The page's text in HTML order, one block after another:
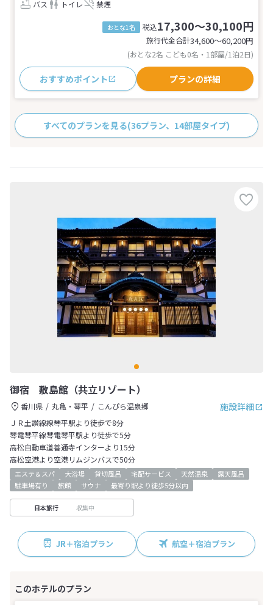
バス トイレ 禁煙
おとな1名 税込17,300～30,100円
旅行代金合計34,600〜60,200円
(おとな2名 こども0名・1部屋/1泊2日)
おすすめポイント プランの詳細
すべてのプランを見る(36プラン、14部屋タイプ)
御宿 敷島館（共立リゾート）
施設詳細
香川県 丸亀・琴平
こんぴら温泉郷
ＪＲ土讃線線琴平駅より徒歩で8分
琴電琴平線琴電琴平駅より徒歩で5分
高松自動車道善通寺インターより15分
高松空港より空港リムジンバスで50分
エステ＆スパ 大浴場 貸切風呂 宅配サービス 天然温泉
露天風呂
駐車場有り
旅館 サウナ 最寄り駅より徒歩5分以内
日本旅行 収集中
JR＋宿泊プラン 航空＋宿泊プラン